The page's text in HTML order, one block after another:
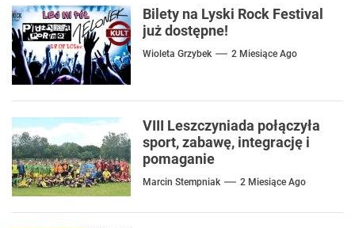
Bilety na Lyski Rock Festival
już dostępne!
Wioleta Grzybek 2 Miesiące Ago
VIII Leszczyniada połączyła
sport, zabawę, integrację i
pomaganie
Marcin Stempniak 2 Miesiące Ago